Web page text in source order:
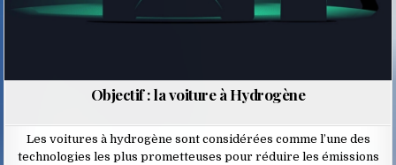
Objectif : la voiture à Hydrogène
Les voitures à hydrogène sont considérées comme l’une des
technologies les plus prometteuses pour réduire les émissions